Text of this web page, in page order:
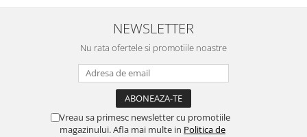
NEWSLETTER
Nu rata ofertele si promotiile noastre
Vreau sa primesc newsletter cu promotiile
magazinului. Afla mai multe in Politica de